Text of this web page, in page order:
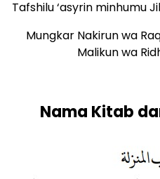
Tafshilu ‘asyrin minhumu
Mungkar Nakirun wa
Malikun wa
Nama Kitab